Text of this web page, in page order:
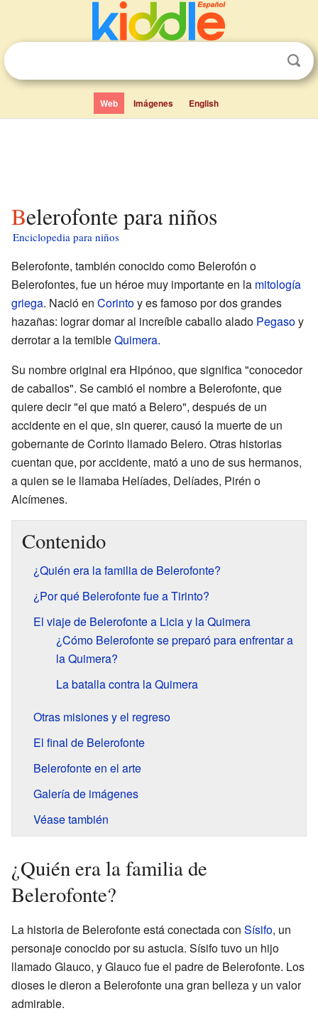
Web Imágenes English
Belerofonte para niños
Enciclopedia para niños
Belerofonte, también conocido como Belerofón o
Belerofontes, fue un héroe muy importante en la mitología
griega. Nació en Corintoy es famoso por dos grandes
hazañas: lograr domar al increíble caballo alado Pegasoy
derrotar a la temibleQuimera.
Su nombre original era Hipónoo, que significa "conocedor
de caballos". Se cambió el nombre a Belerofonte, que
quiere decir "el que mató a Belero", después de un
accidente en el que, sin querer, causó la muerte de un
gobernante de Corinto llamado Belero. Otras historias
cuentan que, por accidente, mató a uno de sus hermanos,
a quien se le llamaba Helíades, Delíades, Pirén o
Alcímenes.
Contenido
¿Quién era la familia de Belerofonte?
¿Por qué Belerofonte fue a Tirinto?
El viaje de Belerofonte a Licia y la Quimera
¿Cómo Belerofonte se preparó para enfrentar a
la Quimera?
La batalla contra la Quimera
Otras misiones y el regreso
El final de Belerofonte
Belerofonte en el arte
Galería de imágenes
Véase también
¿Quién era la familia de
Belerofonte?
La historia de Belerofonte está conectada con Sísifo, un
personaje conocido por su astucia. Sísifo tuvo un hijo
llamado Glauco, y Glauco fue el padre de Belerofonte. Los
dioses le dieron a Belerofonte una gran belleza y un valor
admirable.